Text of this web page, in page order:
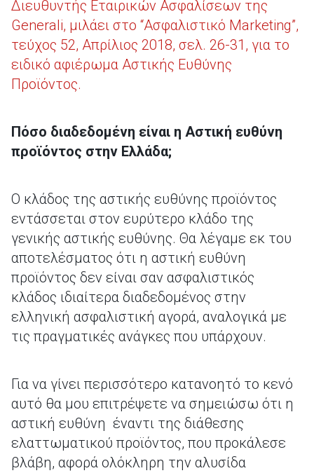
Διευθυντής Εταιρικών Ασφαλίσεων της
Generali, μιλάει στο “Ασφαλιστικό Marketing”,
τεύχος 52, Απρίλιος 2018, σελ. 26-31, για το
ειδικό αφιέρωμα Αστικής Ευθύνης
Προϊόντος.
Πόσο διαδεδομένη είναι η Αστική ευθύνη
προϊόντος στην Ελλάδα;
Ο κλάδος της αστικής ευθύνης προϊόντος
εντάσσεται στον ευρύτερο κλάδο της
γενικής αστικής ευθύνης. Θα λέγαμε εκ του
αποτελέσματος ότι η αστική ευθύνη
προϊόντος δεν είναι σαν ασφαλιστικός
κλάδος ιδιαίτερα διαδεδομένος στην
ελληνική ασφαλιστική αγορά, αναλογικά με
τις πραγματικές ανάγκες που υπάρχουν.
Για να γίνει περισσότερο κατανοητό το κενό
αυτό θα μου επιτρέψετε να σημειώσω ότι η
αστική ευθύνη έναντι της διάθεσης
ελαττωματικού προϊόντος, που προκάλεσε
βλάβη, αφορά ολόκληρη την αλυσίδα